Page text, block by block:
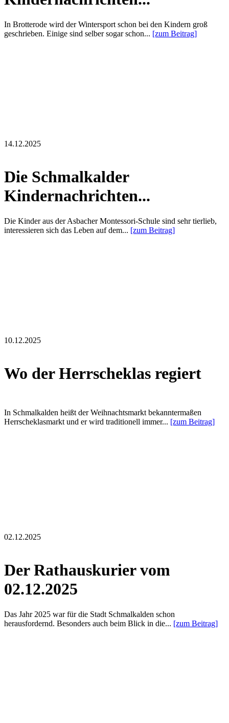
In Brotterode wird der Wintersport schon bei den Kindern groß
geschrieben. Einige sind selber sogar schon... [zum Beitrag]
14.12.2025
Die Schmalkalder
Kindernachrichten...
Die Kinder aus der Asbacher Montessori-Schule sind sehr tierlieb,
interessieren sich das Leben auf dem... [zum Beitrag]
10.12.2025
Wo der Herrscheklas regiert
In Schmalkalden heißt der Weihnachtsmarkt bekanntermaßen
Herrscheklasmarkt und er wird traditionell immer... [zum Beitrag]
02.12.2025
Der Rathauskurier vom
02.12.2025
Das Jahr 2025 war für die Stadt Schmalkalden schon
herausfordernd. Besonders auch beim Blick in die... [zum Beitrag]